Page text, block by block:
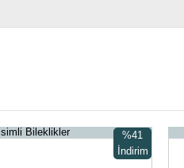
İsimli Bileklikler
%41
İndirim